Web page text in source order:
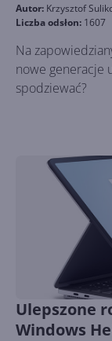
Autor: Krzysztof
Liczba odsłon: 1607
Na
nowe generacje
spodziewać?
Ulepszone
Windows